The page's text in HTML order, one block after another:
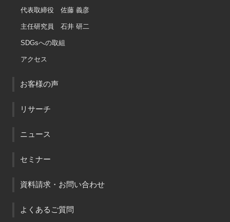
代表取締役 佐藤 義彦
主任研究員 石井 研二
SDGsへの取組
アクセス
お客様の声
リサーチ
ニュース
セミナー
資料請求・お問い合わせ
よくあるご質問